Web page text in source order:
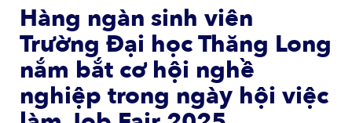
Hàng ngàn sinh viên
Trường Đại học Thăng Long
nắm bắt cơ hội nghề
nghiệp trong ngày hội việc